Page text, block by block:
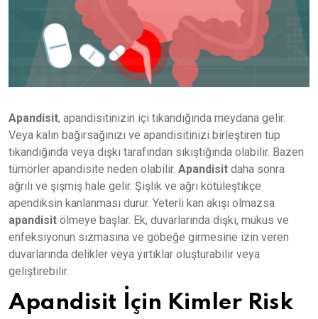
Apandisit, apandisitinizin içi tıkandığında meydana gelir.
Veya kalın bağırsağınızı ve apandisitinizi birleştiren tüp
tıkandığında veya dışkı tarafından sıkıştığında olabilir. Bazen
tümörler apandisite neden olabilir. Apandisit daha sonra
ağrılı ve şişmiş hale gelir. Şişlik ve ağrı kötüleştikçe
apendiksin kanlanması durur. Yeterli kan akışı olmazsa
apandisit ölmeye başlar. Ek, duvarlarında dışkı, mukus ve
enfeksiyonun sızmasına ve göbeğe girmesine izin veren
duvarlarında delikler veya yırtıklar oluşturabilir veya
geliştirebilir.
Apandisit İçin Kimler Risk